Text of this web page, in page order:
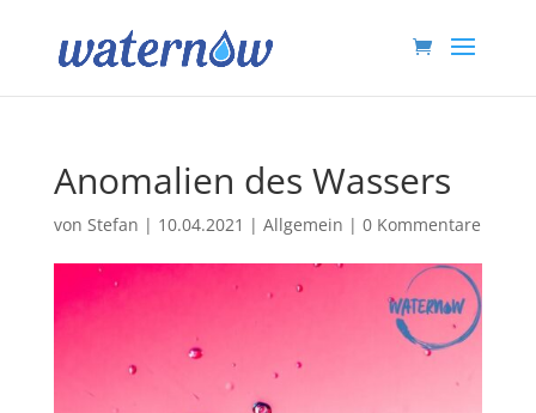
Anomalien des Wassers
von Stefan | 10.04.2021 | Allgemein | 0 Kommentare